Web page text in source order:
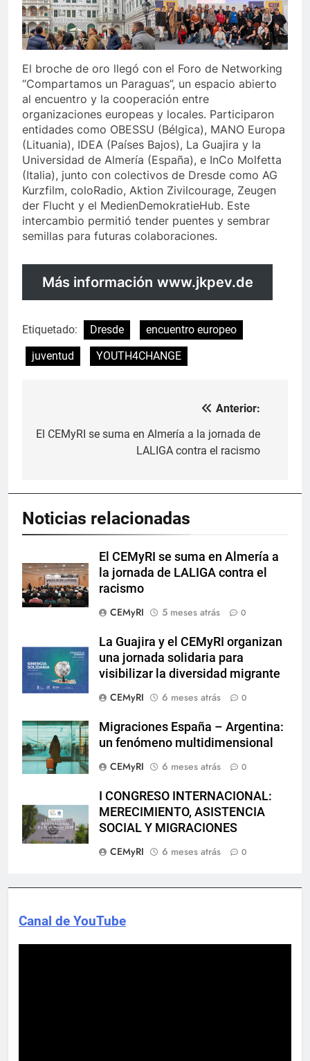
El broche de oro llegó con el Foro de Networking
“Compartamos un Paraguas”, un espacio abierto
al encuentro y la cooperación entre
organizaciones europeas y locales. Participaron
entidades como OBESSU (Bélgica), MANO Europa
(Lituania), IDEA (Países Bajos), La Guajira y la
Universidad de Almería (España), e InCo Molfetta
(Italia), junto con colectivos de Dresde como AG
Kurzfilm, coloRadio, Aktion Zivilcourage, Zeugen
der Flucht y el MedienDemokratieHub. Este
intercambio permitió tender puentes y sembrar
semillas para futuras colaboraciones.
Más información www.jkpev.de
Etiquetado: Dresde
encuentro europeo
juventud
YOUTH4CHANGE
de
Anterior:
El CEMyRI se suma en Almería a la jornada de
LALIGA contra el racismo
Noticias relacionadas
El CEMyRI se suma en Almería a
la jornada de LALIGA contra el
racismo
CEMyRI
5 meses atrás 0
La Guajira y el CEMyRI organizan
una jornada solidaria para
visibilizar la diversidad migrante
CEMyRI
6 meses atrás 0
Migraciones España – Argentina:
un fenómeno multidimensional
CEMyRI
6 meses atrás 0
I CONGRESO INTERNACIONAL:
MERECIMIENTO, ASISTENCIA
SOCIAL Y MIGRACIONES
CEMyRI
6 meses atrás 0
Canal de YouTube